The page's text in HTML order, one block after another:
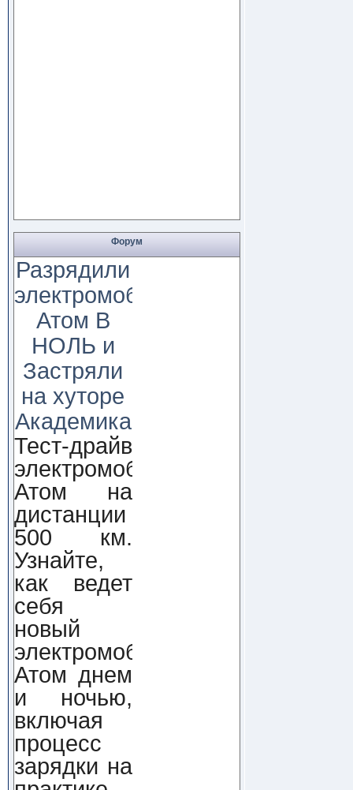
Форум
Разрядили
электромобиль
Атом В
НОЛЬ и
Застряли
на хуторе
Академика
Тест-драйв
электромобиля
Атом на
дистанции
500 км.
Узнайте,
как ведет
себя
новый
электромобиль
Атом днем
и ночью,
включая
процесс
зарядки на